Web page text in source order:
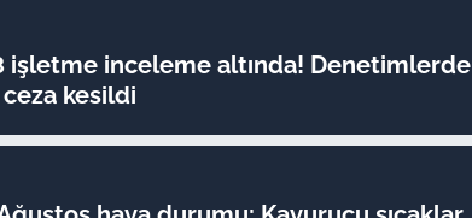
işletme inceleme altında! Denetimlerde
kesildi